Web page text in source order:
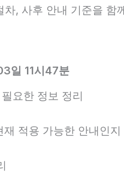
, 사후 안내 기준을
일 11시47분
요한 정보 정리
적용 가능한 안내인지